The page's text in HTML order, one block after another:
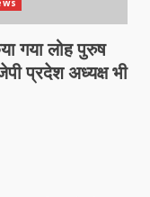
गया लोह पुरुष
प्रदेश अध्यक्ष भी